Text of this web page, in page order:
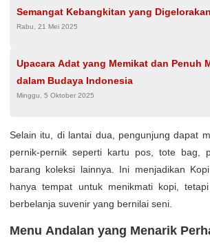
Semangat Kebangkitan yang Digelorakan
Dalam Diskusi Publik Bertema
Rabu, 21 Mei 2025
Upacara Adat yang Memikat dan Penuh
dalam Budaya Indonesia
Minggu, 5 Oktober 2025
Selain itu, di lantai dua, pengunjung dapat
pernik-pernik seperti kartu pos, tote bag,
barang koleksi lainnya. Ini menjadikan
hanya tempat untuk menikmati kopi,
berbelanja suvenir yang bernilai seni.
Menu Andalan yang Menarik